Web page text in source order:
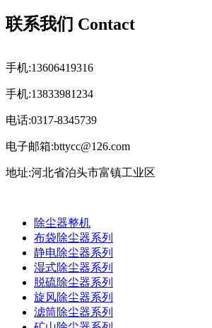
联系我们 Contact
手机:13606419316
手机:13833981234
电话:0317-8345739
电子邮箱:bttycc@126.com
地址:河北省泊头市富镇工业区
除尘器整机
布袋除尘器系列
静电除尘器系列
湿式除尘器系列
脱硫除尘器系列
旋风除尘器系列
滤筒除尘器系列